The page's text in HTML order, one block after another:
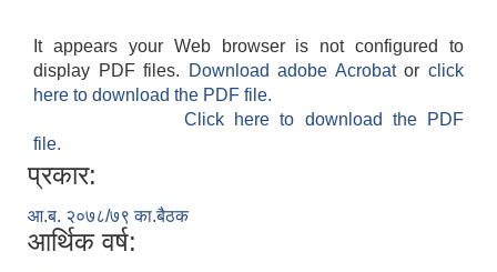
It appears your Web browser is not configured to
display PDF files.
Download adobe Acrobatorclick
here to download the PDF file.
Click here to download the PDF
file.
प्रकार:
आ.ब. २०७८/७९ का.बैठक
आर्थिक वर्ष: